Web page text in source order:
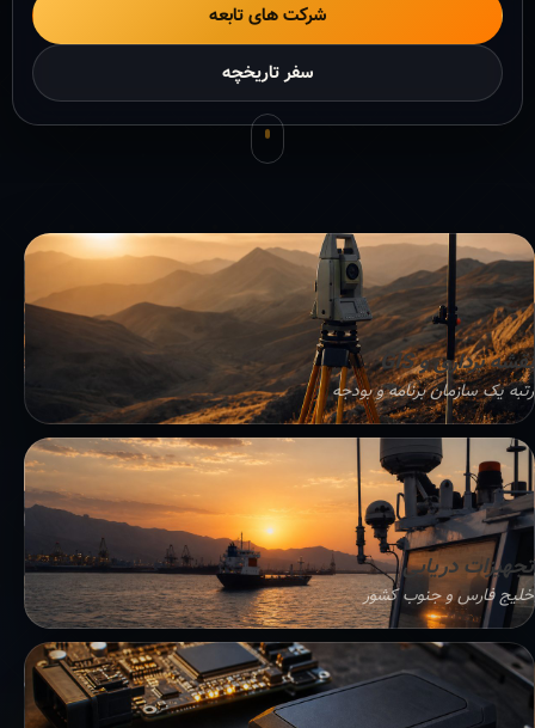
شرکت های تابعه
سفر تاریخچه
نقشه برداری و GIS
رتبه یک سازمان برنامه و بودجه
تجهیزات دریایی
خلیج فارس و جنوب کشور